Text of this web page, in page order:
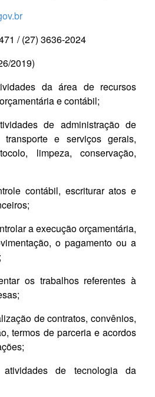
/ (27) 3636-2024
2019)
da área de recursos
e contábil;
de administração de
transporte e serviços gerais,
limpeza, conservação,
contábil, escriturar atos e
a execução orçamentária,
o pagamento ou a
os trabalhos referentes à
de contratos, convênios,
termos de parceria e acordos
de tecnologia da